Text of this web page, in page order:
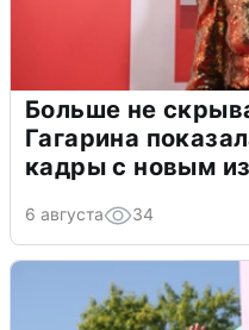
Больше не
Гагарина
кадры с новым
6 августа 34